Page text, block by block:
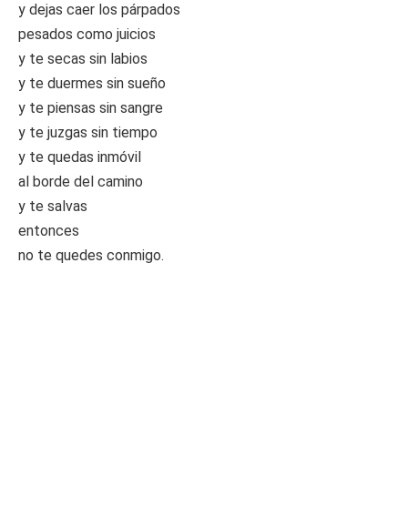
y dejas caer los párpados
pesados como juicios
y te secas sin labios
y te duermes sin sueño
y te piensas sin sangre
y te juzgas sin tiempo
y te quedas inmóvil
al borde del camino
y te salvas
entonces
no te quedes conmigo.